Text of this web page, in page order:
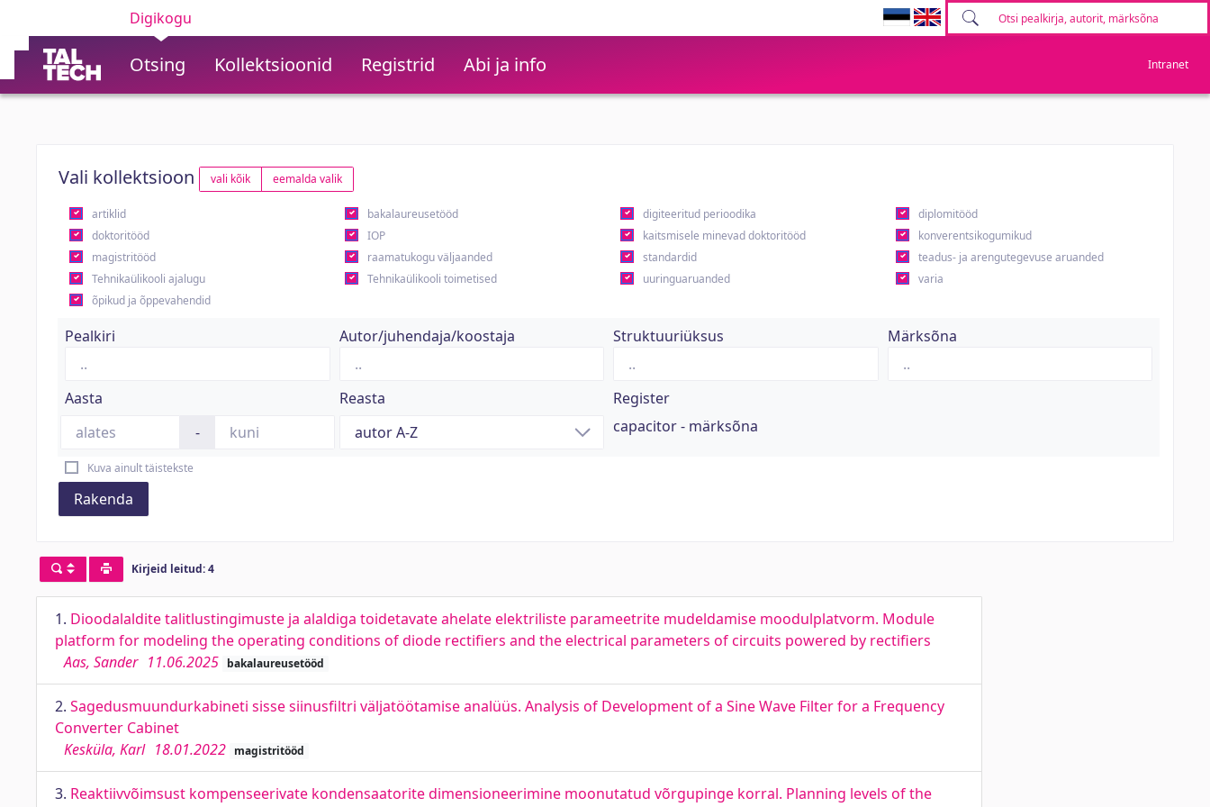
Digikogu
Otsing Kollektsioonid Registrid Abi ja info Intranet
Vali kollektsioon vali kõik eemalda valik
artiklid bakalaureusetööd digiteeritud perioodika
diplomitööd
doktoritööd
IOP kaitsmisele minevad doktoritööd
konverentsikogumikud
magistritööd
raamatukogu väljaanded standardid
teadus- ja arengutegevuse aruanded
Tehnikaülikooli ajalugu
Tehnikaülikooli toimetised uuringuaruanded
varia
õpikud ja õppevahendid
Pealkiri Autor/juhendaja/koostaja Struktuuriüksus Märksõna
Aasta
-
Reasta
Register
capacitor - märksõna
Kuva ainult täistekste
Rakenda
Kirjeid leitud: 4
1. Dioodalaldite talitlustingimuste ja alaldiga toidetavate ahelate elektriliste parameetrite mudeldamise moodulplatvorm. Module
platform for modeling the operating conditions of diode rectifiers and the electrical parameters of circuits powered by rectifiers
Aas, Sander 11.06.2025 bakalaureusetööd
2. Sagedusmuundurkabineti sisse siinusfiltri väljatöötamise analüüs. Analysis of Development of a Sine Wave Filter for a Frequency
Converter Cabinet
Kesküla, Karl 18.01.2022 magistritööd
3. Reaktiivvõimsust kompenseerivate kondensaatorite dimensioneerimine moonutatud võrgupinge korral. Planning levels of the